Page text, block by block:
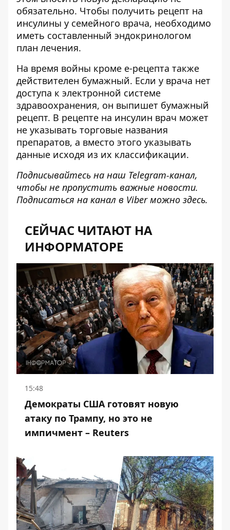
обязательно. Чтобы получить рецепт на
инсулины у семейного врача, необходимо
иметь составленный эндокринологом
план лечения.
На время войны кроме е-рецепта также
действителен бумажный. Если у врача нет
доступа к электронной системе
здравоохранения, он выпишет бумажный
рецепт. В рецепте на инсулин врач может
не указывать торговые названия
препаратов, а вместо этого указывать
данные исходя из их классификации.
Подписывайтесь на наш Telegram-канал,
чтобы не пропустить важные новости.
Подписаться на канал в Viber можно здесь.
СЕЙЧАС ЧИТАЮТ НА
ИНФОРМАТОРЕ
15:48
Демократы США готовят новую
атаку по Трампу, но это не
импичмент – Reuters